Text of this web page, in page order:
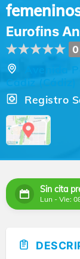
Eurofins
0
Avenida
Registro
Sin cita
Lun - Vie: